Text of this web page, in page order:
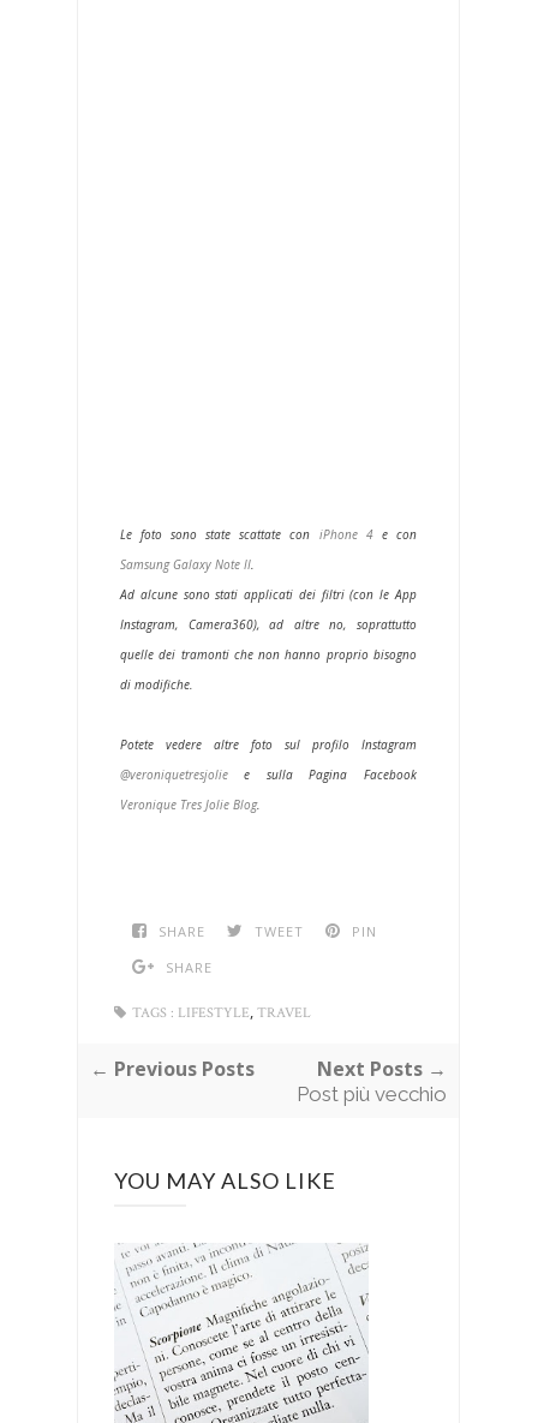
Le foto sono state scattate con iPhone 4e con
Samsung Galaxy Note II.
Ad alcune sono stati applicati dei filtri (con le App
Instagram, Camera360), ad altre no, soprattutto
quelle dei tramonti che non hanno proprio bisogno
di modifiche.
Potete vedere altre foto sul profilo Instagram
@veroniquetresjolie e sulla Pagina Facebook
Veronique Tres Jolie Blog.
SHARE TWEET
PIN
SHARE
TAGS : LIFESTYLE, TRAVEL
← Previous Posts Next Posts →
Post più vecchio
YOU MAY ALSO LIKE